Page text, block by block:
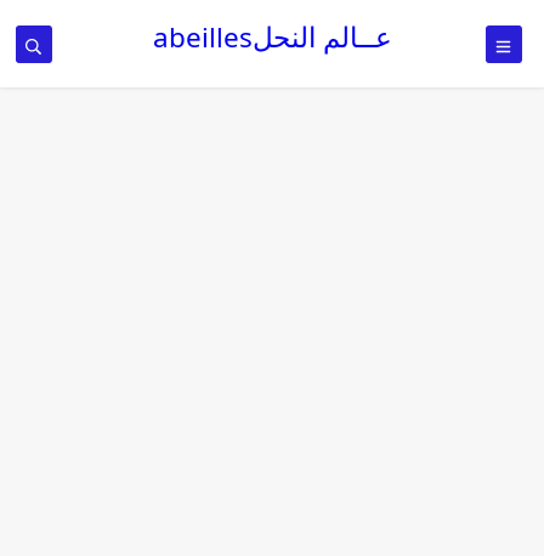
عــالم النحلabeilles